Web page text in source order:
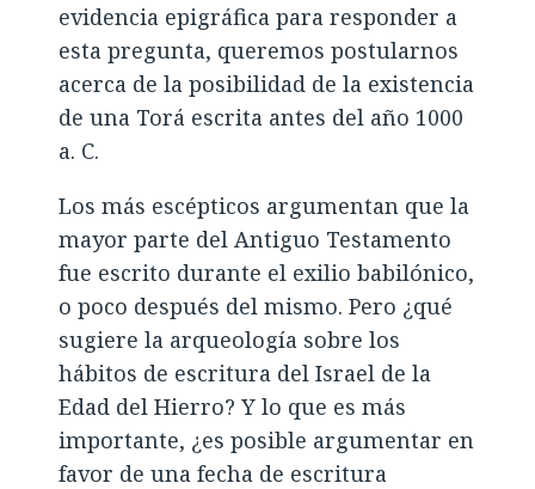
evidencia epigráfica para responder a
esta pregunta, queremos postularnos
acerca de la posibilidad de la existencia
de una Torá escrita antes del año 1000
a. C.
Los más escépticos argumentan que la
mayor parte del Antiguo Testamento
fue escrito durante el exilio babilónico,
o poco después del mismo. Pero ¿qué
sugiere la arqueología sobre los
hábitos de escritura del Israel de la
Edad del Hierro? Y lo que es más
importante, ¿es posible argumentar en
favor de una fecha de escritura